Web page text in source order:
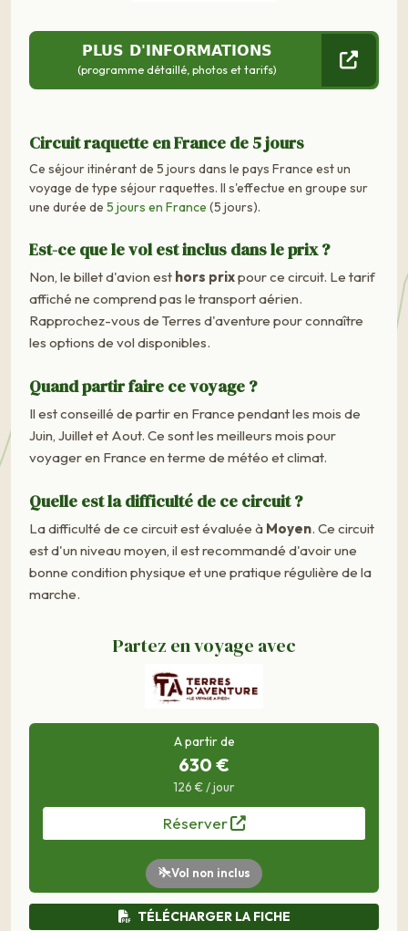
PLUS D'INFORMATIONS
(programme détaillé, photos et tarifs)
Circuit raquette en France de 5 jours
Ce séjour itinérant de 5 jours dans le pays France est un
voyage de type séjour raquettes. Il s'effectue en groupe sur
une durée de 5 jours en France (5 jours).
Est-ce que le vol est inclus dans le prix ?
Non, le billet d'avion est hors prixpour ce circuit. Le tarif
affiché ne comprend pas le transport aérien.
Rapprochez-vous de Terres d'aventure pour connaître
les options de vol disponibles.
Quand partir faire ce voyage ?
Il est conseillé de partir en France pendant les mois de
Juin, Juillet et Aout. Ce sont les meilleurs mois pour
voyager en France en terme de météo et climat.
Quelle est la difficulté de ce circuit ?
La difficulté de ce circuit est évaluée à Moyen. Ce circuit
est d'un niveau moyen, il est recommandé d'avoir une
bonne condition physique et une pratique régulière de la
marche.
Partez en voyage avec
A partir de
630 €
126 € / jour
Réserver
Vol non inclus
TÉLÉCHARGER LA FICHE